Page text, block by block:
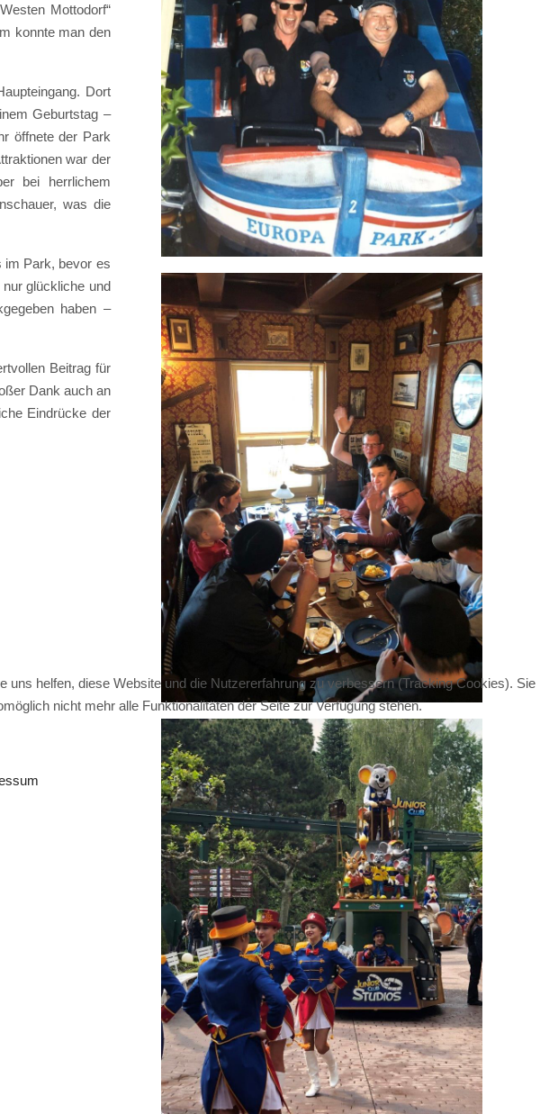
Mottodorf“
konnte man den
Dort
Geburtstag –
öffnete der Park
war der
bei herrlichem
was die
im Park, bevor es
glückliche und
haben –
Beitrag für
Dank auch an
Eindrücke der
helfen, diese Website und die Nutzererfahrung zu verbessern (Tracking Cookies). Sie
nicht mehr alle Funktionalitäten der Seite zur Verfügung stehen.